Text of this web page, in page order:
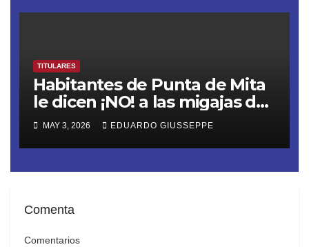
TITULARES
Habitantes de Punta de Mita
le dicen ¡NO! a las migajas de
Grupo DINE. La empresa
construye un muro ilegal en
Playa Las Cocinas,
destruyendo nidos de
extinción
MAY 3, 2026 EDUARDO GIUSSEPPE
Comenta
Comentarios